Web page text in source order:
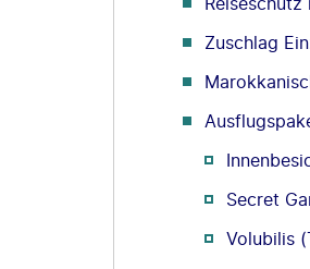
Zuschlag
Secret
Volubilis